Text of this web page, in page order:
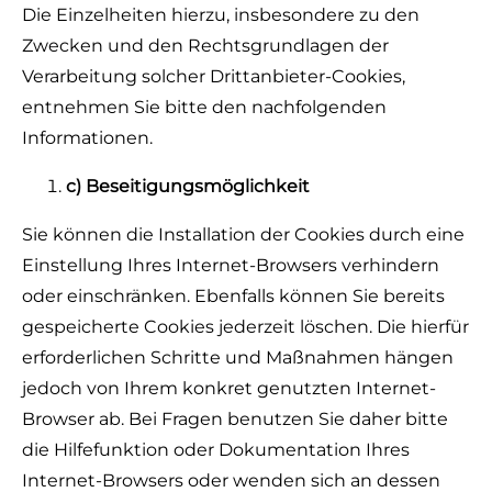
Die Einzelheiten hierzu, insbesondere zu den
Zwecken und den Rechtsgrundlagen der
Verarbeitung solcher Drittanbieter-Cookies,
entnehmen Sie bitte den nachfolgenden
Informationen.
c) Beseitigungsmöglichkeit
Sie können die Installation der Cookies durch eine
Einstellung Ihres Internet-Browsers verhindern
oder einschränken. Ebenfalls können Sie bereits
gespeicherte Cookies jederzeit löschen. Die hierfür
erforderlichen Schritte und Maßnahmen hängen
jedoch von Ihrem konkret genutzten Internet-
Browser ab. Bei Fragen benutzen Sie daher bitte
die Hilfefunktion oder Dokumentation Ihres
Internet-Browsers oder wenden sich an dessen